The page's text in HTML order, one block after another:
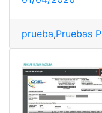
prueba,Pruebas